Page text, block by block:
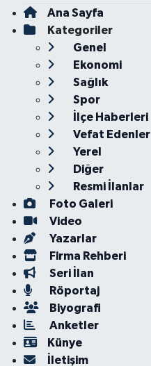
Ana Sayfa
Kategoriler
Genel
Ekonomi
Sağlık
Spor
İlçe Haberleri
Vefat Edenler
Yerel
Diğer
Resmi İlanlar
Foto Galeri
Video
Yazarlar
Firma Rehberi
Seri İlan
Röportaj
Biyografi
Anketler
Künye
İletişim